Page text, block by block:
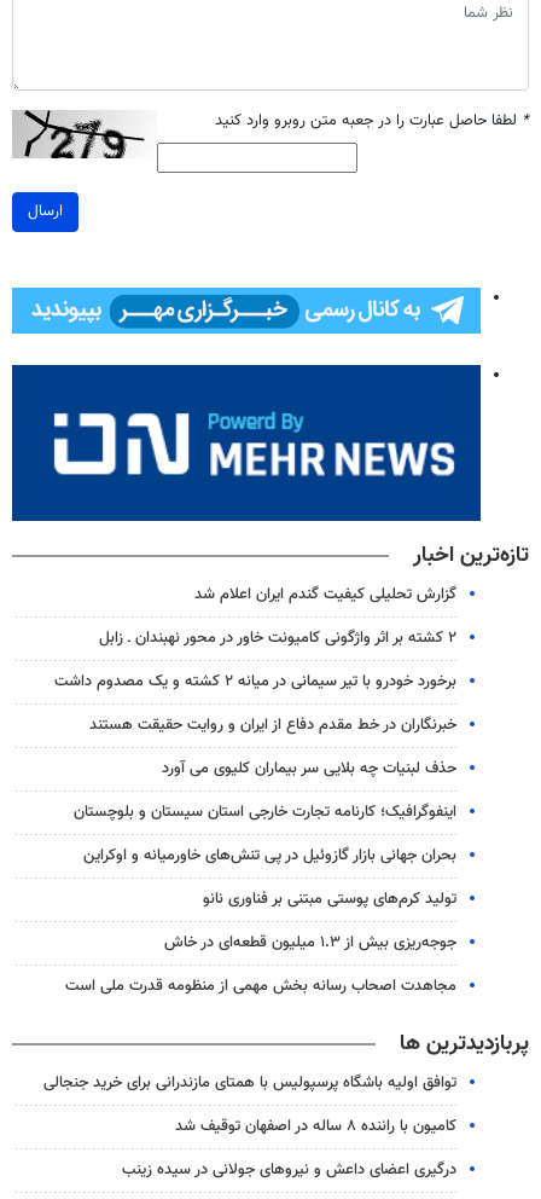
* لطفا حاصل عبارت را در جعبه متن روبرو وارد کنید
ارسال
تازه‌ترین اخبار
گزارش تحلیلی کیفیت گندم ایران اعلام شد
۲ کشته بر اثر واژگونی کامیونت خاور در محور نهبندان ـ زابل
برخورد خودرو با تیر سیمانی در میانه ۲ کشته و یک مصدوم داشت
خبرنگاران در خط مقدم دفاع از ایران و روایت حقیقت هستند
حذف لبنیات چه بلایی سر بیماران کلیوی می آورد
اینفوگرافیک؛ کارنامه تجارت خارجی استان سیستان و بلوچستان
بحران جهانی بازار گازوئیل در پی تنش‌های خاورمیانه و اوکراین
تولید کرم‌های پوستی مبتنی بر فناوری نانو
جوجه‌ریزی بیش از ۱.۳ میلیون قطعه‌ای در خاش
مجاهدت اصحاب رسانه بخش مهمی از منظومه قدرت ملی است
پربازدیدترین ها
توافق اولیه باشگاه پرسپولیس با همتای مازندرانی برای خرید جنجالی
کامیون با راننده ۸ ساله در اصفهان توقیف شد
درگیری اعضای داعش و نیروهای جولانی در سیده زینب